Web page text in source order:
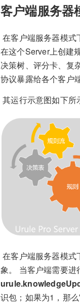
客户端服务器
在客户端服务器模
在这个Server上创建
决策树、评分卡、复
协议暴露给各个客户
其运行示意图如下所
在客户端服务器模
象。 ​ 当客户端需要
识包；如果为1，那